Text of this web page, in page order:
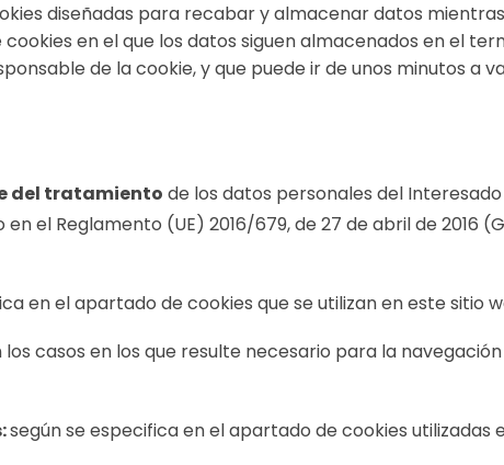
diseñadas para recabar y almacenar datos
cookies en el que los datos siguen almacenados en el
de la cookie, y que puede ir de unos minutos a
del tratamiento de los datos personales del
el Reglamento (UE) 2016/679, de 27 de abril de 2016
en el apartado de cookies que se utilizan en este sitio
los casos en los que resulte necesario para la
según se especifica en el apartado de cookies utilizadas